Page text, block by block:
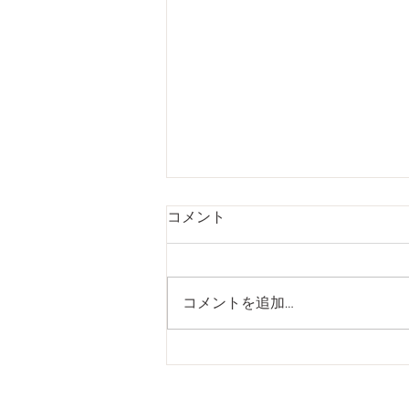
Untitled
みなさんこんにちは！ 恵比寿東
です。 アロママッサージがオプ
ションで人気な理由の一つは、当
コメント
コメントを追加…